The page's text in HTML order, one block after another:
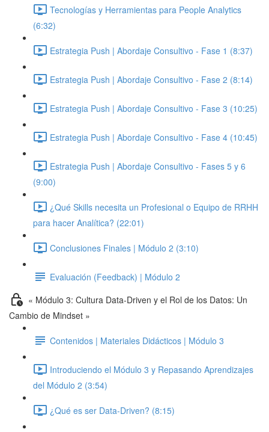
Tecnologías y Herramientas para People Analytics
(6:32)
Estrategia Push | Abordaje Consultivo - Fase 1 (8:37)
Estrategia Push | Abordaje Consultivo - Fase 2 (8:14)
Estrategia Push | Abordaje Consultivo - Fase 3 (10:25)
Estrategia Push | Abordaje Consultivo - Fase 4 (10:45)
Estrategia Push | Abordaje Consultivo - Fases 5 y 6
(9:00)
¿Qué Skills necesita un Profesional o Equipo de RRHH
para hacer Analítica? (22:01)
Conclusiones Finales | Módulo 2 (3:10)
Evaluación (Feedback) | Módulo 2
« Módulo 3: Cultura Data-Driven y el Rol de los Datos: Un
Cambio de Mindset »
Contenidos | Materiales Didácticos | Módulo 3
Introduciendo el Módulo 3 y Repasando Aprendizajes
del Módulo 2 (3:54)
¿Qué es ser Data-Driven? (8:15)